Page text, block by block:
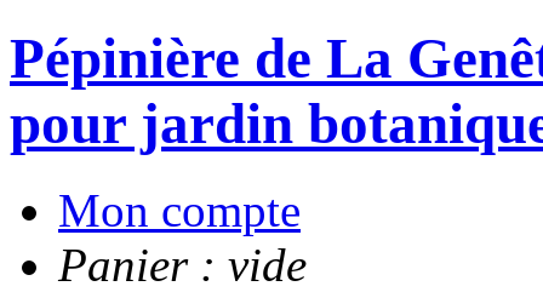
Pépinière de La
pour jardin
Mon compte
Panier : vide